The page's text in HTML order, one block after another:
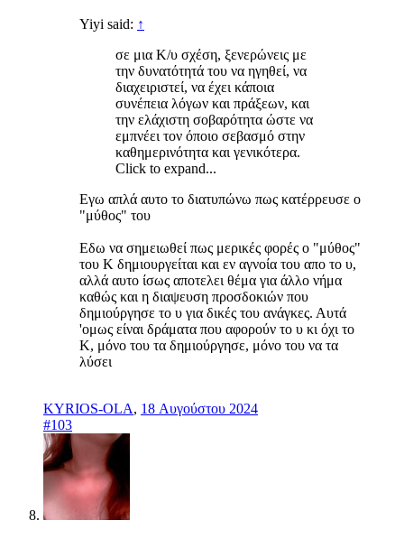
Yiyi said: ↑
σε μια K/υ σχέση, ξενερώνεις με
την δυνατότητά του να ηγηθεί, να
διαχειριστεί, να έχει κάποια
συνέπεια λόγων και πράξεων, και
την ελάχιστη σοβαρότητα ώστε να
εμπνέει τον όποιο σεβασμό στην
καθημερινότητα και γενικότερα.
Click to expand...
Εγω απλά αυτο το διατυπώνω πως κατέρρευσε ο
"μύθος" του
Εδω να σημειωθεί πως μερικές φορές ο "μύθος"
του Κ δημιουργείται και εν αγνοία του απο το υ,
αλλά αυτο ίσως αποτελει θέμα για άλλο νήμα
καθώς και η διαψευση προσδοκιών που
δημιούργησε το υ για δικές του ανάγκες. Αυτά
'ομως είναι δράματα που αφορούν το υ κι όχι το
Κ, μόνο του τα δημιούργησε, μόνο του να τα
λύσει
KYRIOS-OLA, 18 Αυγούστου 2024
#103